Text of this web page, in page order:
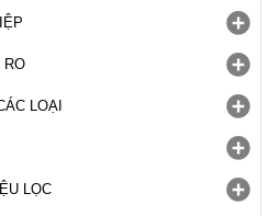
RO
LOẠI
LỌC